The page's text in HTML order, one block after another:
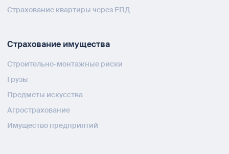
Страхование квартиры через ЕПД
Страхование имущества
Строительно-монтажные риски
Грузы
Предметы искусства
Агрострахование
Имущество предприятий